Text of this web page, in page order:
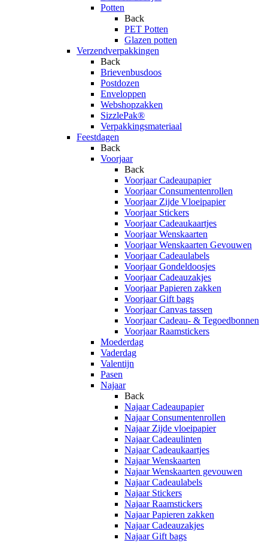
Potten
Back
PET Potten
Glazen potten
Verzendverpakkingen
Back
Brievenbusdoos
Postdozen
Enveloppen
Webshopzakken
SizzlePak®
Verpakkingsmateriaal
Feestdagen
Back
Voorjaar
Back
Voorjaar Cadeaupapier
Voorjaar Consumentenrollen
Voorjaar Zijde Vloeipapier
Voorjaar Stickers
Voorjaar Cadeaukaartjes
Voorjaar Wenskaarten
Voorjaar Wenskaarten Gevouwen
Voorjaar Cadeaulabels
Voorjaar Gondeldoosjes
Voorjaar Cadeauzakjes
Voorjaar Papieren zakken
Voorjaar Gift bags
Voorjaar Canvas tassen
Voorjaar Cadeau- & Tegoedbonnen
Voorjaar Raamstickers
Moederdag
Vaderdag
Valentijn
Pasen
Najaar
Back
Najaar Cadeaupapier
Najaar Consumentenrollen
Najaar Zijde vloeipapier
Najaar Cadeaulinten
Najaar Cadeaukaartjes
Najaar Wenskaarten
Najaar Wenskaarten gevouwen
Najaar Cadeaulabels
Najaar Stickers
Najaar Raamstickers
Najaar Papieren zakken
Najaar Cadeauzakjes
Najaar Gift bags